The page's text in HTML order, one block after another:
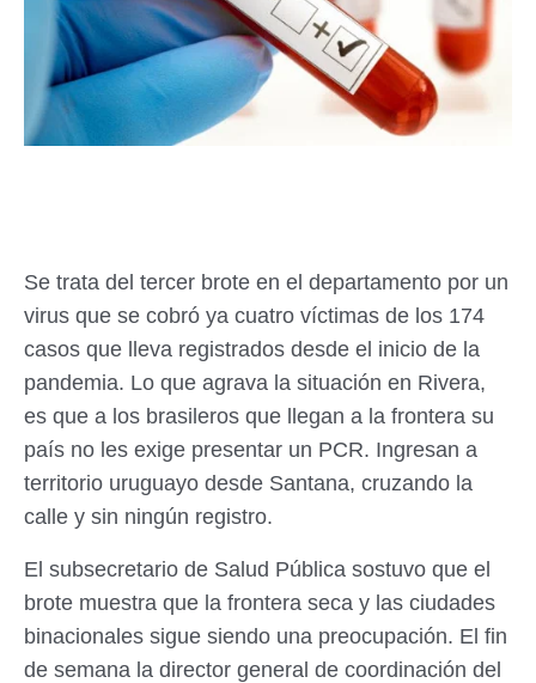
Se trata del tercer brote en el departamento por un
virus que se cobró ya cuatro víctimas de los 174
casos que lleva registrados desde el inicio de la
pandemia. Lo que agrava la situación en Rivera,
es que a los brasileros que llegan a la frontera su
país no les exige presentar un PCR. Ingresan a
territorio uruguayo desde Santana, cruzando la
calle y sin ningún registro.
El subsecretario de Salud Pública sostuvo que el
brote muestra que la frontera seca y las ciudades
binacionales sigue siendo una preocupación. El fin
de semana la director general de coordinación del